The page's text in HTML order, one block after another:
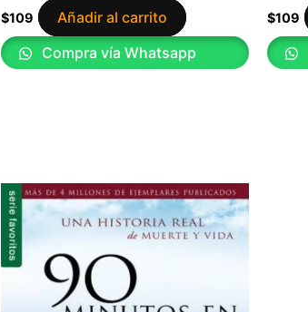
$109
Añadir al carrito
Compra vía Whatsapp
$109